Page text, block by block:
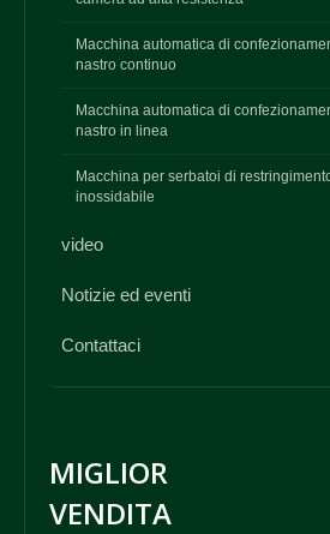
Macchina automatica di
nastro continuo
Macchina automatica di
nastro in linea
Macchina per serbatoi di
inossidabile
video
Notizie ed eventi
Contattaci
MIGLIOR
VENDITA